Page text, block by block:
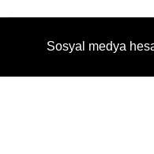
Sosyal medya